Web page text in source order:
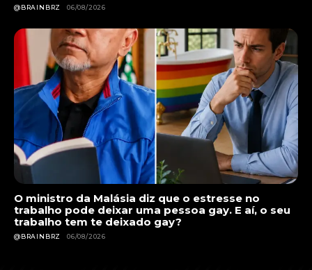
@BRAINBRZ 06/08/2026
O ministro da Malásia diz que o estresse no
trabalho pode deixar uma pessoa gay. E aí, o seu
trabalho tem te deixado gay?
@BRAINBRZ 06/08/2026